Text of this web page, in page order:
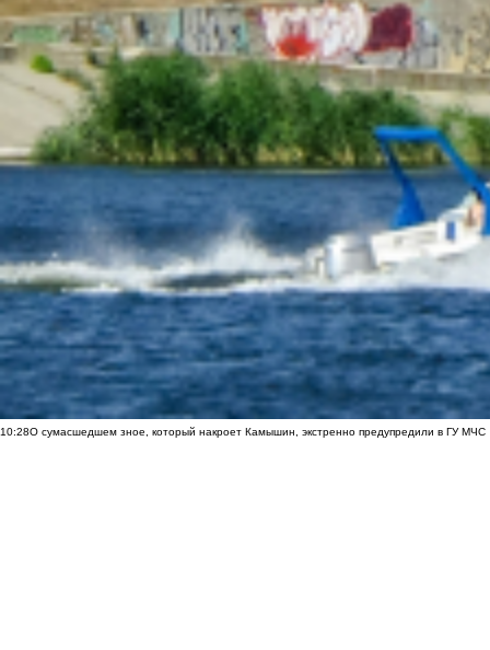
10:28О сумасшедшем зное, который накроет Камышин, экстренно предупредили в ГУ МЧС